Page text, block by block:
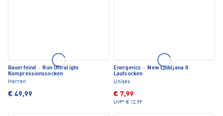
Bauerfeind · Run Ultralight
Kompressionssocken
Herren
€ 49,99
Energetics · New Ljubljana II
Laufsocken
Unisex
€ 7,99
UVP* € 12,99